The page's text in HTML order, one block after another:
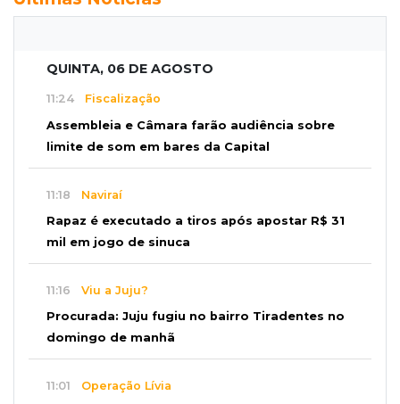
QUINTA, 06 DE AGOSTO
11:24 Fiscalização
Assembleia e Câmara farão audiência sobre
limite de som em bares da Capital
11:18 Naviraí
Rapaz é executado a tiros após apostar R$ 31
mil em jogo de sinuca
11:16 Viu a Juju?
Procurada: Juju fugiu no bairro Tiradentes no
domingo de manhã
11:01 Operação Lívia